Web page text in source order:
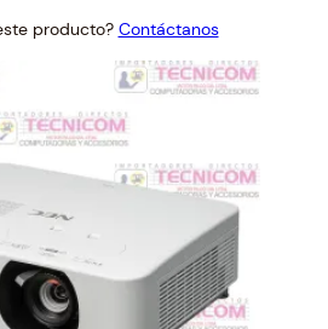
was:
is:
$317.40.
producto? Contáctanos